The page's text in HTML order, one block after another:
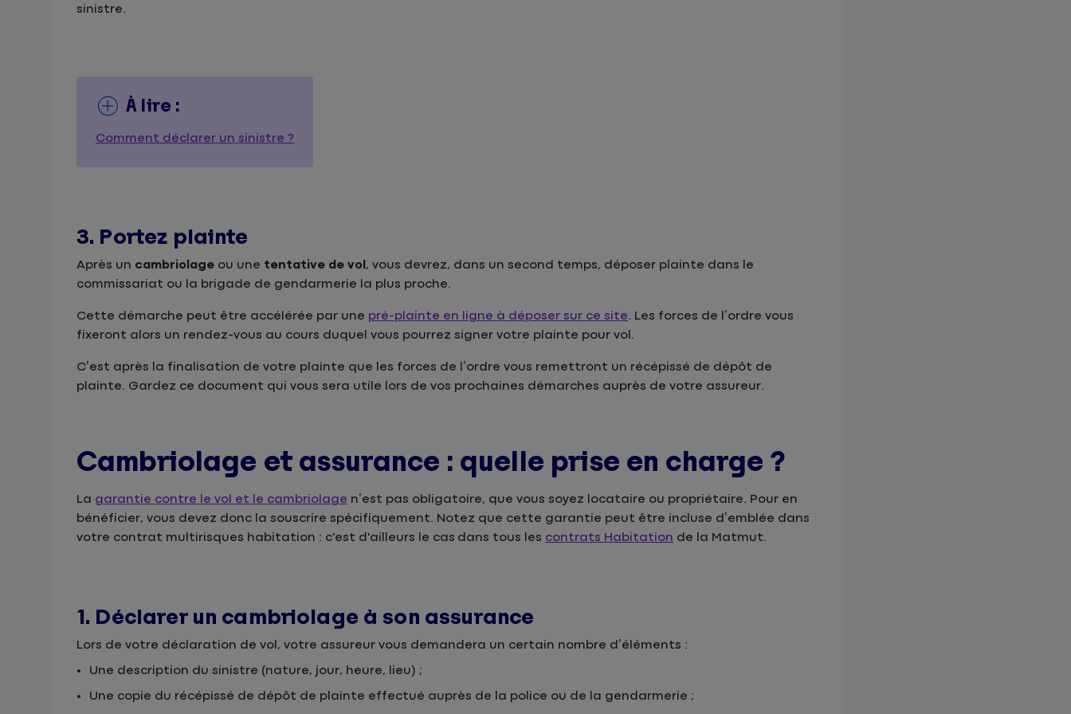
sinistre.
À lire :
Comment déclarer un sinistre ?
3. Portez plainte
Après un cambriolage ou une tentative de vol , vous devrez, dans un second temps, déposer plainte dans le
commissariat ou la brigade de gendarmerie la plus proche.
Cette démarche peut être accélérée par une pré-plainte en ligne à déposer sur ce site. Les forces de l’ordre vous
fixeront alors un rendez-vous au cours duquel vous pourrez signer votre plainte pour vol.
C’est après la finalisation de votre plainte que les forces de l’ordre vous remettront un récépissé de dépôt de
plainte. Gardez ce document qui vous sera utile lors de vos prochaines démarches auprès de votre assureur.
Cambriolage et assurance : quelle prise en charge ?
La garantie contre le vol et le cambriolage n’est pas obligatoire, que vous soyez locataire ou propriétaire. Pour en
bénéficier, vous devez donc la souscrire spécifiquement. Notez que cette garantie peut être incluse d’emblée dans
votre contrat multirisques habitation : c'est d'ailleurs le cas dans tous les contrats Habitation de la Matmut.
1. Déclarer un cambriolage à son assurance
Lors de votre déclaration de vol, votre assureur vous demandera un certain nombre d’éléments :
Une description du sinistre (nature, jour, heure, lieu) ;
Une copie du récépissé de dépôt de plainte effectué auprès de la police ou de la gendarmerie ;